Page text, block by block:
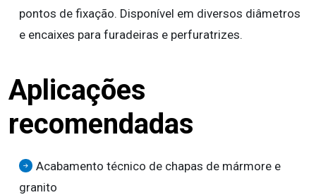
pontos de fixação. Disponível em diversos diâmetros
e encaixes para furadeiras e perfuratrizes.
Aplicações
recomendadas
Acabamento técnico de chapas de mármore e
granito